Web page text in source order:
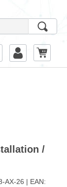
/
AX-26 | EAN: